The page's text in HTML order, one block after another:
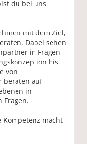
du bei uns
mit dem Ziel,
Dabei sehen
in Fragen
bis
von
beraten auf
in
Fragen.
Kompetenz macht